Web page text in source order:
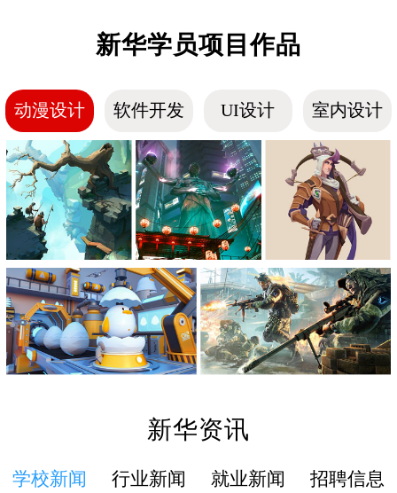
新华学员项目作品
动漫设计 软件开发 UI设计 室内设计
新华资讯
学校新闻 行业新闻 就业新闻 招聘信息